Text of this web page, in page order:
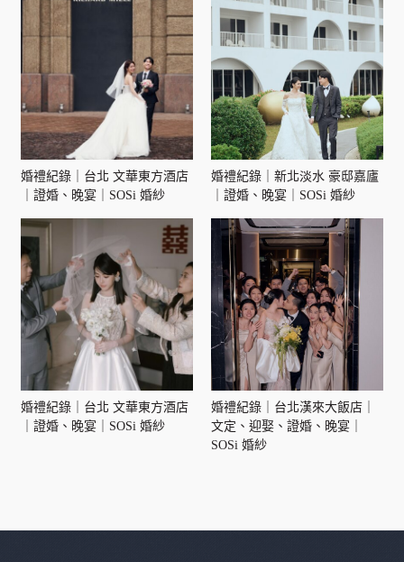
婚禮紀錄｜台北 文華東方酒店
｜證婚、晚宴｜SOSi 婚紗
婚禮紀錄｜新北淡水 豪邸嘉廬
｜證婚、晚宴｜SOSi 婚紗
婚禮紀錄｜台北 文華東方酒店
｜證婚、晚宴｜SOSi 婚紗
婚禮紀錄｜台北漢來大飯店｜
文定、迎娶、證婚、晚宴｜
SOSi 婚紗